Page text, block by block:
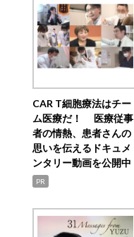
CAR T細胞療法はチー
ム医療だ！ 医療従事
者の情熱、患者さんの
思いを伝えるドキュメ
ンタリー動画を公開中
PR